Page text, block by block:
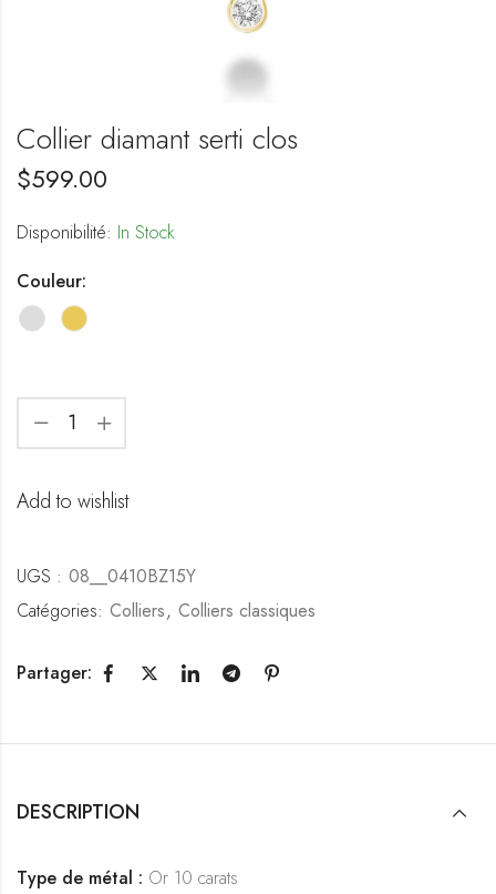
Collier diamant serti clos
$599.00
Disponibilité: In Stock
Couleur:
Add to wishlist
UGS : 08__0410BZ15Y
Catégories: Colliers, Colliers classiques
Partager:
DESCRIPTION
Type de métal : Or 10 carats